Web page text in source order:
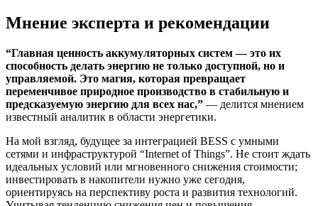
Мнение эксперта и рекомендации
“Главная ценность аккумуляторных систем — это их
способность делать энергию не только доступной, но и
управляемой. Это магия, которая превращает
переменчивое природное производство в стабильную и
предсказуемую энергию для всех нас,” — делится мнением
известный аналитик в области энергетики.
На мой взгляд, будущее за интеграцией BESS с умными
сетями и инфраструктурой “Internet of Things”. Не стоит ждать
идеальных условий или мгновенного снижения стоимости;
инвестировать в накопители нужно уже сегодня,
ориентируясь на перспективу роста и развития технологий.